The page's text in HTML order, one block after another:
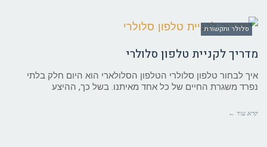
סלולר ותקשורת
מדריך לקניית טלפון סלולרי
איך לבחור טלפון סלולרי הטלפון הסלולארי הוא היום חלק בלתי
נפרד משגרת החיים של כל אחד מאיתנו. בשל כך, ההיצע
קרא עוד ←